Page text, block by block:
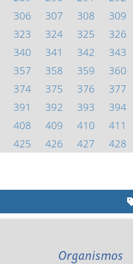
306 307 308
309
323 324 325
326
340 341 342
343
357 358 359
360
374 375 376
377
391 392 393
394
408 409 410
411
425 426 427
428
Organismos